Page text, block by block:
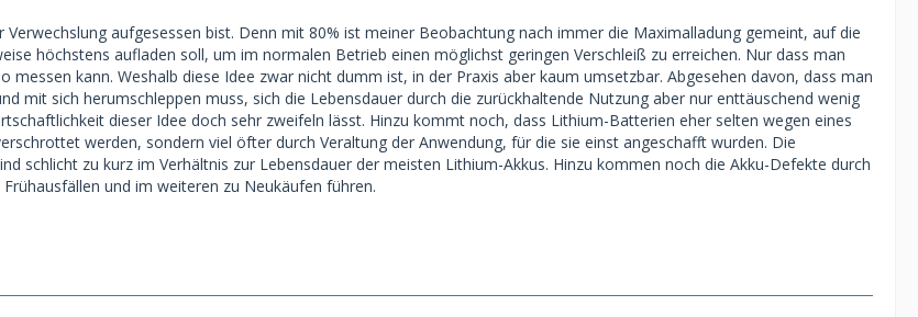
Verwechslung aufgesessen bist. Denn mit 80% ist meiner Beobachtung nach immer die Maximalladung gemeint, auf die
höchstens aufladen soll, um im normalen Betrieb einen möglichst geringen Verschleiß zu erreichen. Nur dass man
messen kann. Weshalb diese Idee zwar nicht dumm ist, in der Praxis aber kaum umsetzbar. Abgesehen davon, dass man
mit sich herumschleppen muss, sich die Lebensdauer durch die zurückhaltende Nutzung aber nur enttäuschend wenig
dieser Idee doch sehr zweifeln lässt. Hinzu kommt noch, dass Lithium-Batterien eher selten wegen eines
werden, sondern viel öfter durch Veraltung der Anwendung, für die sie einst angeschafft wurden. Die
schlicht zu kurz im Verhältnis zur Lebensdauer der meisten Lithium-Akkus. Hinzu kommen noch die Akku-Defekte durch
und im weiteren zu Neukäufen führen.